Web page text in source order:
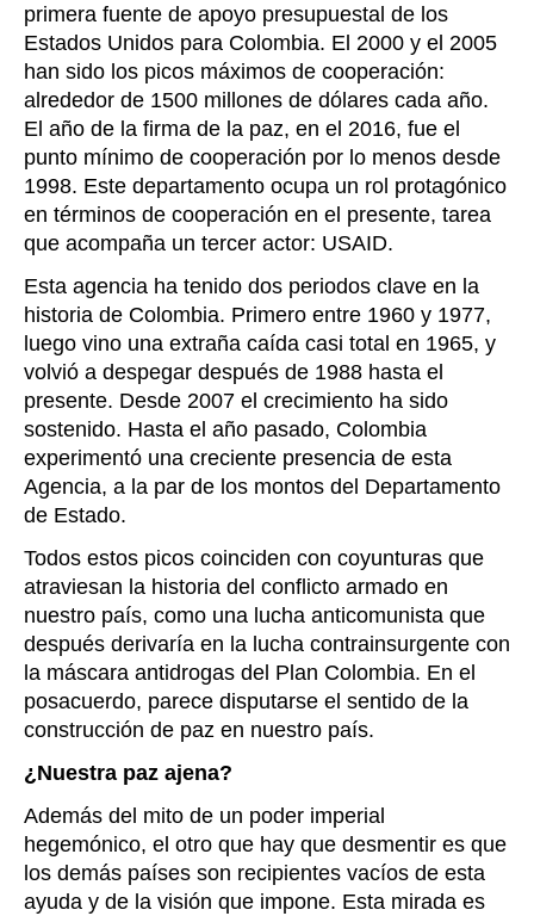
primera fuente de apoyo presupuestal de los
Estados Unidos para Colombia. El 2000 y el 2005
han sido los picos máximos de cooperación:
alrededor de 1500 millones de dólares cada año.
El año de la firma de la paz, en el 2016, fue el
punto mínimo de cooperación por lo menos desde
1998. Este departamento ocupa un rol protagónico
en términos de cooperación en el presente, tarea
que acompaña un tercer actor: USAID.
Esta agencia ha tenido dos periodos clave en la
historia de Colombia. Primero entre 1960 y 1977,
luego vino una extraña caída casi total en 1965, y
volvió a despegar después de 1988 hasta el
presente. Desde 2007 el crecimiento ha sido
sostenido. Hasta el año pasado, Colombia
experimentó una creciente presencia de esta
Agencia, a la par de los montos del Departamento
de Estado.
Todos estos picos coinciden con coyunturas que
atraviesan la historia del conflicto armado en
nuestro país, como una lucha anticomunista que
después derivaría en la lucha contrainsurgente con
la máscara antidrogas del Plan Colombia. En el
posacuerdo, parece disputarse el sentido de la
construcción de paz en nuestro país.
¿Nuestra paz ajena?
Además del mito de un poder imperial
hegemónico, el otro que hay que desmentir es que
los demás países son recipientes vacíos de esta
ayuda y de la visión que impone. Esta mirada es